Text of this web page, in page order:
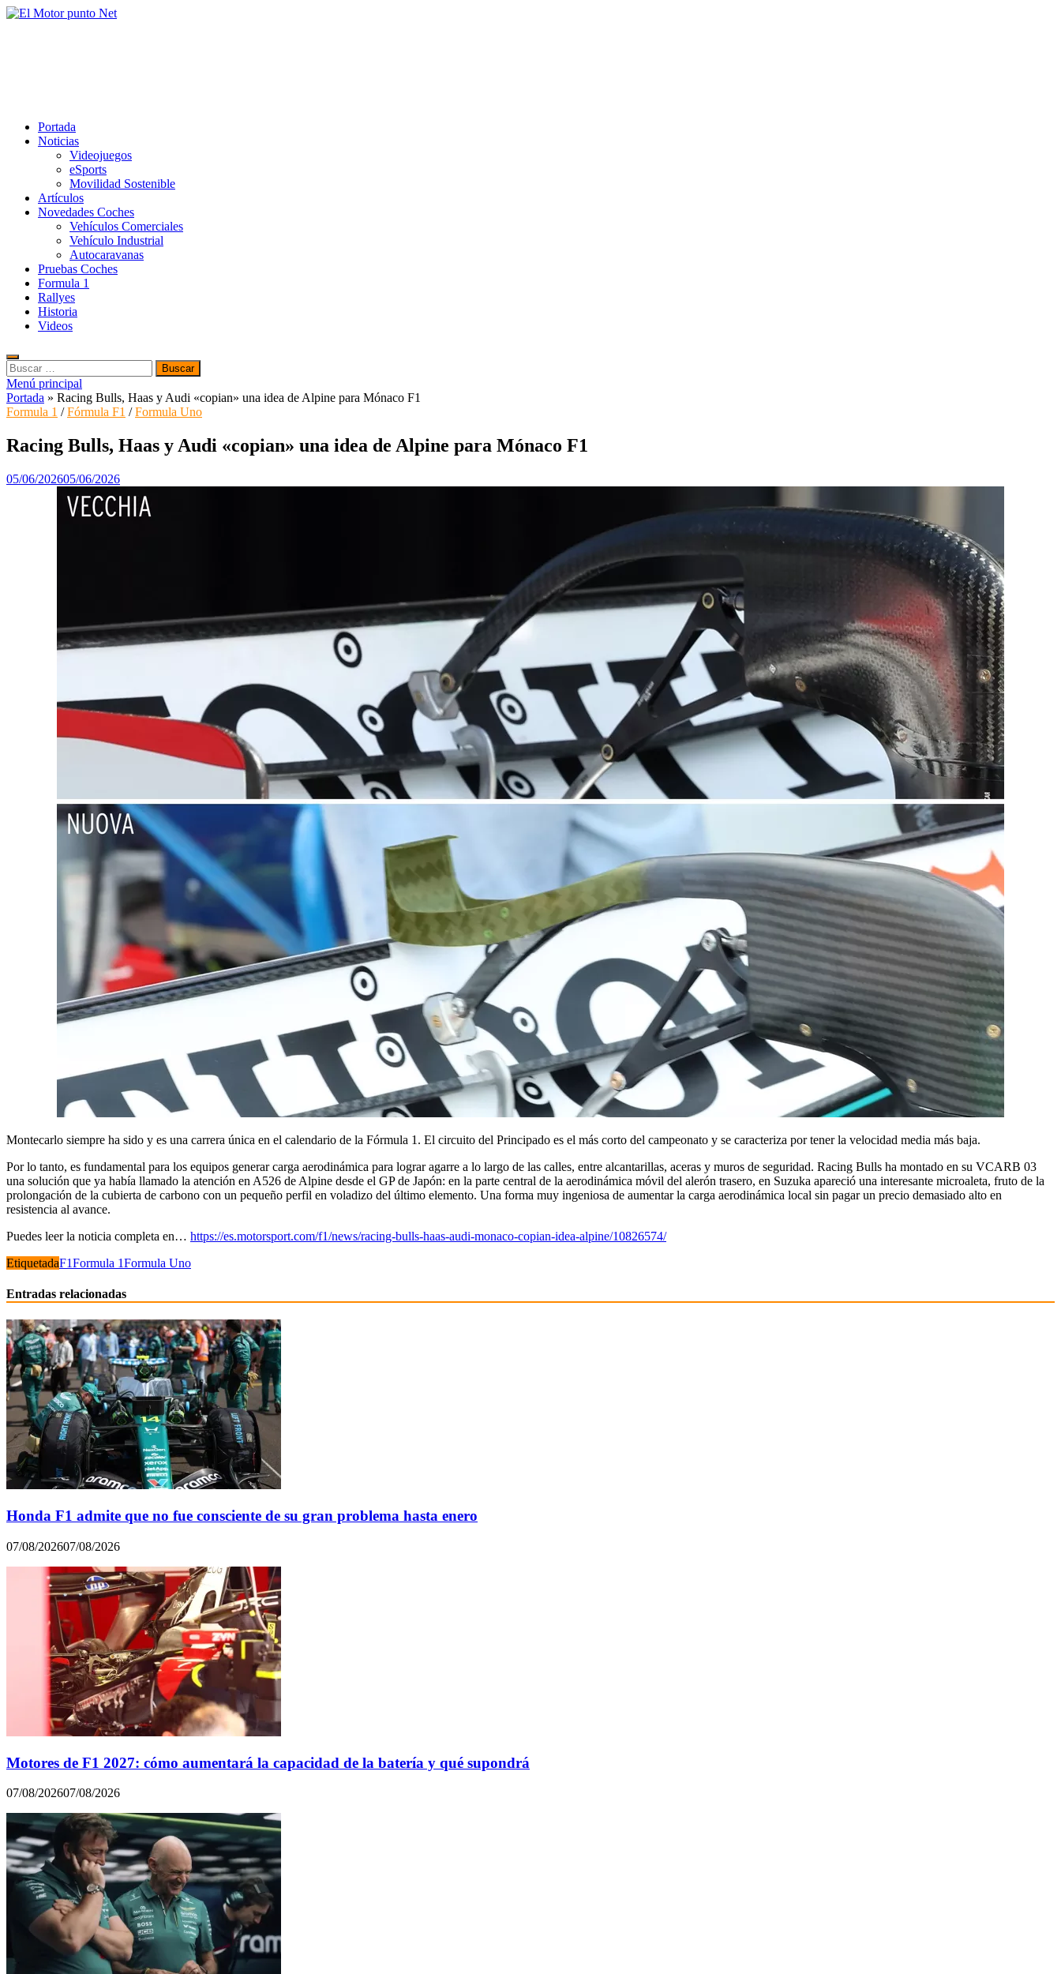
Saltar
Portada
Noticias
Videojuegos
eSports
Movilidad Sostenible
Artículos
Novedades Coches
Vehículos Comerciales
Vehículo Industrial
Autocaravanas
Pruebas Coches
Formula 1
Rallyes
Historia
Videos
Buscar:
Menú principal
Portada » Racing Bulls, Haas y Audi «copian» una idea de Alpine para Mónaco F1
Formula 1 /Fórmula F1 /Formula Uno
Racing Bulls, Haas y Audi «copian» una idea de Alpine para Mónaco F1
05/06/202605/06/2026
Montecarlo siempre ha sido y es una carrera única en el calendario de la Fórmula 1. El circuito del Principado es el más corto del campeonato y se caracteriza por tener la velocidad media más baja.
Por lo tanto, es fundamental para los equipos generar carga aerodinámica para lograr agarre a lo largo de las calles, entre alcantarillas, aceras y muros de seguridad. Racing Bulls ha montado en su VCARB 03
una solución que ya había llamado la atención en A526 de Alpine desde el GP de Japón: en la parte central de la aerodinámica móvil del alerón trasero, en Suzuka apareció una interesante microaleta, fruto de la
prolongación de la cubierta de carbono con un pequeño perfil en voladizo del último elemento. Una forma muy ingeniosa de aumentar la carga aerodinámica local sin pagar un precio demasiado alto en
resistencia al avance.
Puedes leer la noticia completa en… https://es.motorsport.com/f1/news/racing-bulls-haas-audi-monaco-copian-idea-alpine/10826574/
EtiquetadaF1Formula 1Formula Uno
Entradas relacionadas
Honda F1 admite que no fue consciente de su gran problema hasta enero
07/08/202607/08/2026
Motores de F1 2027: cómo aumentará la capacidad de la batería y qué supondrá
07/08/202607/08/2026